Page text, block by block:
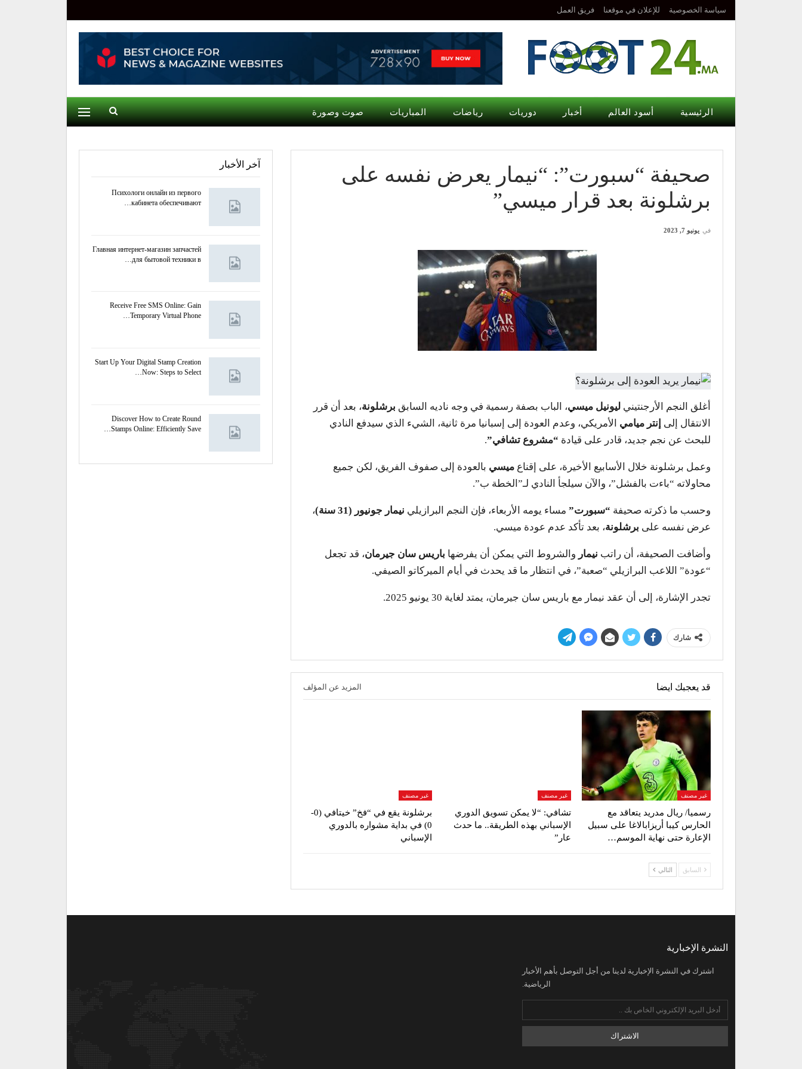
سياسة الخصوصية للإعلان في موقعنا فريق العمل
الرئيسية أسود العالم أخبار دوريات رياضات المباريات صوت وصورة
صحيفة “سبورت”: “نيمار يعرض نفسه على
برشلونة بعد قرار ميسي”
في يونيو 7, 2023
أغلق النجم الأرجنتيني ليونيل ميسي، الباب بصفة رسمية في وجه ناديه السابق برشلونة، بعد أن قرر
الانتقال إلى إنتر ميامي الأمريكي، وعدم العودة إلى إسبانيا مرة ثانية، الشيء الذي سيدفع النادي
للبحث عن نجم جديد، قادر على قيادة “مشروع تشافي”.
وعمل برشلونة خلال الأسابيع الأخيرة، على إقناع ميسي بالعودة إلى صفوف الفريق، لكن جميع
محاولاته “باءت بالفشل”، والآن سيلجأ النادي لـ”الخطة ب”.
وحسب ما ذكرته صحيفة “سبورت” مساء يومه الأربعاء، فإن النجم البرازيلي نيمار جونيور (31 سنة)
،
عرض نفسه على برشلونة، بعد تأكد عدم عودة ميسي.
وأضافت الصحيفة، أن راتب نيمار والشروط التي يمكن أن يفرضها باريس سان جيرمان، قد تجعل
“عودة” اللاعب البرازيلي “صعبة”، في انتظار ما قد يحدث في أيام الميركاتو الصيفي.
تجدر الإشارة، إلى أن عقد نيمار مع باريس سان جيرمان، يمتد لغاية 30 يونيو 2025.
شارك
قد يعجبك ايضا المزيد عن المؤلف
غير مصنف
رسميا/ ريال مدريد يتعاقد مع
الحارس كيبا أريزابالاغا على سبيل
الإعارة حتى نهاية الموسم…
غير مصنف
تشافي: “لا يمكن تسويق الدوري
الإسباني بهذه الطريقة.. ما حدث
عار”
غير مصنف
برشلونة يقع في “فخ” خيتافي (0-
0) في بداية مشواره بالدوري
الإسباني
السابق التالي
آخر الأخبار
Психологи онлайн из первого
кабинета обеспечивают…
Главная интернет-магазин запчастей
для бытовой техники в…
Receive Free SMS Online: Gain
Temporary Virtual Phone…
Start Up Your Digital Stamp Creation
Now: Steps to Select…
Discover How to Create Round
Stamps Online: Efficiently Save…
النشرة الإخبارية
اشترك في النشرة الإخبارية لدينا من أجل التوصل بأهم الأخبار
الرياضية.
الاشتراك